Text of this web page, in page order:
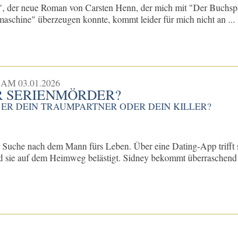
der neue Roman von Carsten Henn, der mich mit "Der
überzeugen konnte, kommt leider für mich nicht an ...
AM03.01.2026
SERIENMÖRDER?
DEIN TRAUMPARTNER ODER DEIN KILLER?
nach dem Mann fürs Leben. Über eine Dating-App trifft
sie auf dem Heimweg belästigt. Sidney bekommt